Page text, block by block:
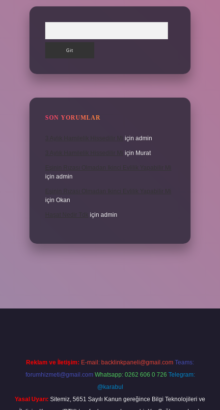
SON YORUMLAR
için admin
için Murat
için admin
için Okan
için admin
Reklam ve İletişim: E-mail: backlinkpaneli@gmail.com Teams:
forumhizmeti@gmail.com Whatsapp: 0262 606 0 726 Telegram:
@karabul
Yasal Uyarı: Sitemiz, 5651 Sayılı Kanun gereğince Bilgi Teknolojileri ve